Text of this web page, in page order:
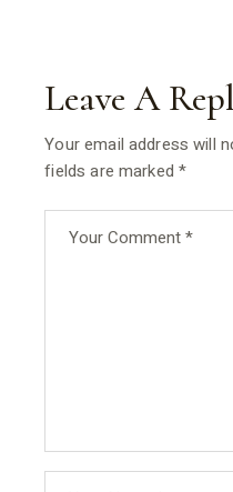
Leave A
Your email address will
fields are marked*